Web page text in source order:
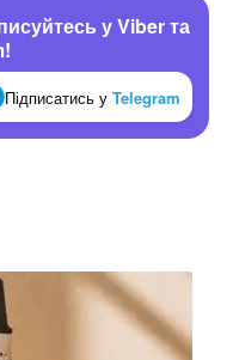
у Viber та
Підписатись у Telegram